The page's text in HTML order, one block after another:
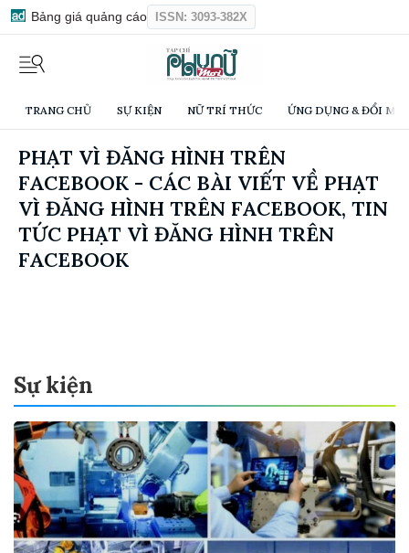
Bảng giá quảng cáo ISSN: 3093-382X
TRANG CHỦ SỰ KIỆN NỮ TRÍ THỨC ỨNG DỤNG & ĐỔI
PHẠT VÌ ĐĂNG HÌNH TRÊN
FACEBOOK - CÁC BÀI VIẾT VỀ PHẠT
VÌ ĐĂNG HÌNH TRÊN FACEBOOK, TIN
TỨC PHẠT VÌ ĐĂNG HÌNH TRÊN
FACEBOOK
Sự kiện